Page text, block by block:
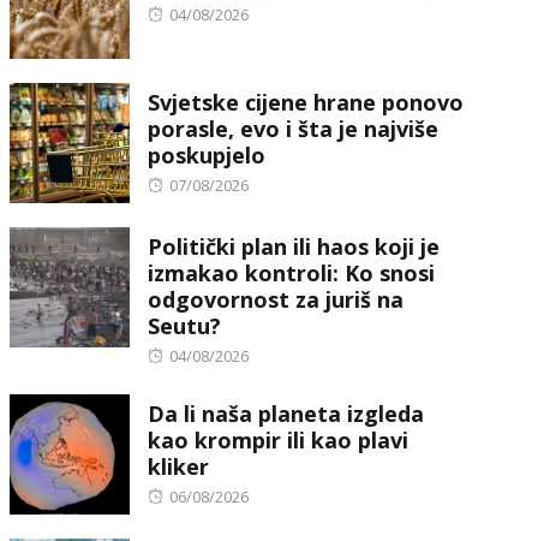
Posted
04/08/2026
Svjetske cijene hrane ponovo
porasle, evo i šta je najviše
poskupjelo
Posted
07/08/2026
Politički plan ili haos koji je
izmakao kontroli: Ko snosi
odgovornost za juriš na
Seutu?
Posted
04/08/2026
Da li naša planeta izgleda
kao krompir ili kao plavi
kliker
Posted
06/08/2026